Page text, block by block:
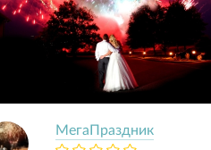
МегаПраздник